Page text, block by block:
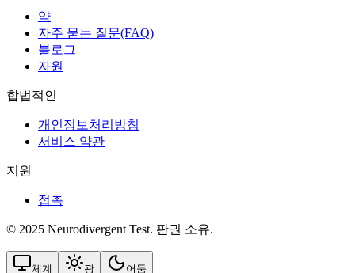
약
자주 묻는 질문(FAQ)
블로그
자원
합법적인
개인정보처리방침
서비스 약관
지원
접촉
© 2025 Neurodivergent Test. 판권 소유.
체계 광 어둠